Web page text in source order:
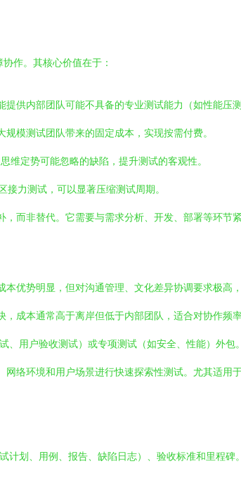
作。其核心价值在于：
提供内部团队可能不具备的专业测试能力（如性能压
模测试团队带来的固定成本，实现按需付费。
维定势可能忽略的缺陷，提升测试的客观性。
接力测试，可以显著压缩测试周期。
而非替代。它需要与需求分析、开发、部署等环节
优势明显，但对沟通管理、文化差异协调要求极高
成本通常高于离岸但低于内部团队，适合对协作频
、用户验收测试）或专项测试（如安全、性能）外
络环境和用户场景进行快速探索性测试。尤其适用
计划、用例、报告、缺陷日志）、验收标准和里程碑